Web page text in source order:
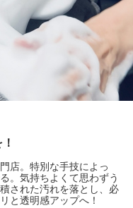
店。特別な手技によっ
。気持ちよくて思わずう
された汚れを落とし、必
と透明感アップへ！